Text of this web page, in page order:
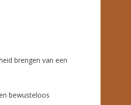
brengen van een
bewusteloos